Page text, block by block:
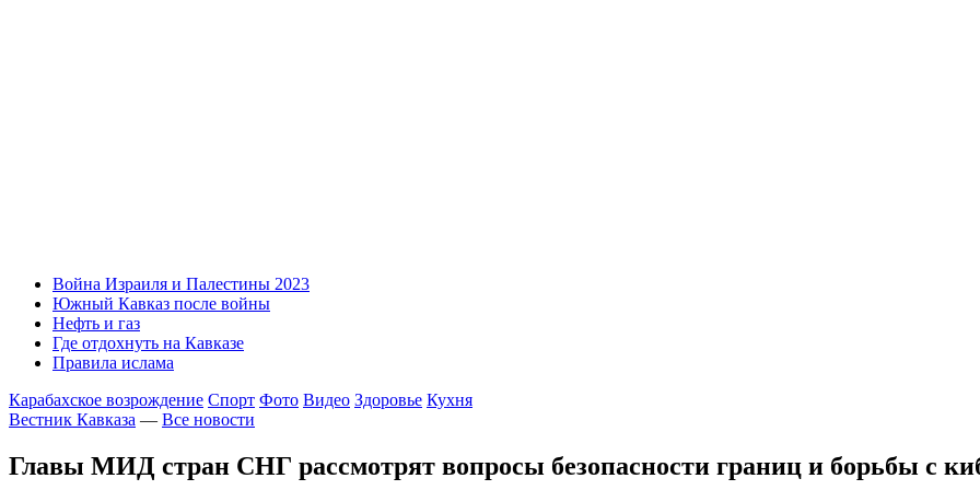
Война Израиля и Палестины 2023
Южный Кавказ после войны
Нефть и газ
Где отдохнуть на Кавказе
Правила ислама
Карабахское возрождение Спорт Фото Видео Здоровье Кухня
Вестник Кавказа — Все новости
Главы МИД стран СНГ рассмотрят вопросы безопасности границ и борьбы с